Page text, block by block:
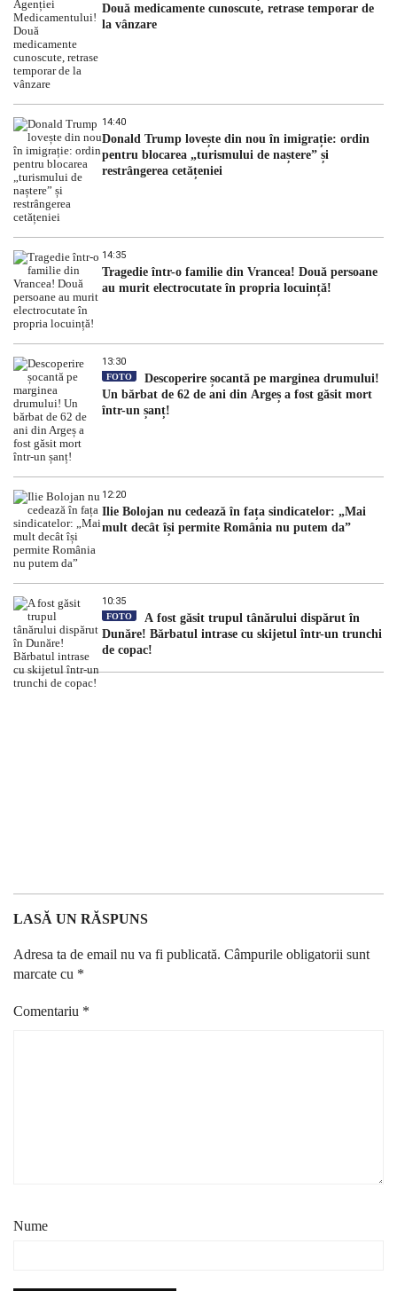
Două medicamente cunoscute, retrase temporar de
la vânzare
14:40
Donald Trump lovește din nou în imigrație: ordin
pentru blocarea „turismului de naștere” și
restrângerea cetățeniei
14:35
Tragedie într-o familie din Vrancea! Două persoane
au murit electrocutate în propria locuință!
13:30
FOTO
Descoperire șocantă pe marginea drumului!
Un bărbat de 62 de ani din Argeș a fost găsit mort
într-un șanț!
12:20
Ilie Bolojan nu cedează în fața sindicatelor: „Mai
mult decât își permite România nu putem da”
10:35
FOTO
A fost găsit trupul tânărului dispărut în
Dunăre! Bărbatul intrase cu skijetul într-un trunchi
de copac!
LASĂ UN RĂSPUNS
Adresa ta de email nu va fi publicată. Câmpurile obligatorii sunt
marcate cu *
Comentariu *
Nume